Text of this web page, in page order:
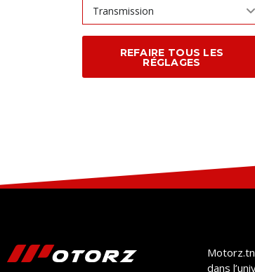
Transmission
REFAIRE TOUS LES
RÉGLAGES
dans